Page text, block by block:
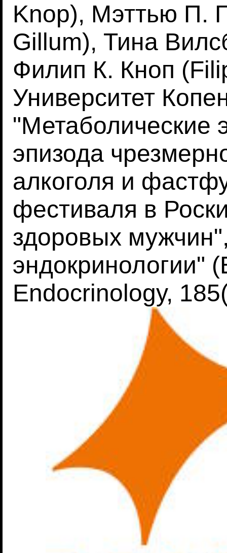
Knop), Мэттью П.
Gillum), Тина
Филип К. Кноп
Университет
"Метаболические
эпизода
алкоголя и
фестиваля в
здоровых
эндокринологии"
Endocrinology,